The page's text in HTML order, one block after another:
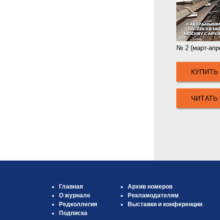
№ 2 (март-
КУПИТЬ
Главная
О журнале
Редколлегия
Подписка
Архив номеров
Рекламодателям
Выставки и конференции